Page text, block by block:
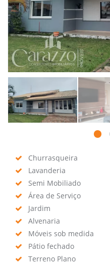
Churrasqueira
Lavanderia
Semi Mobiliado
Área de Serviço
Jardim
Alvenaria
Móveis sob medida
Pátio fechado
Terreno Plano